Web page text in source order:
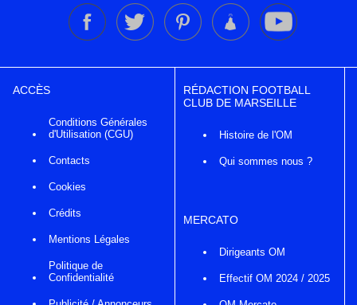
ACCÈS
Conditions Générales
d'Utilisation (CGU)
Contacts
Cookies
Crédits
Mentions Légales
Politique de
Confidentialité
RÉDACTION FOOTBALL
CLUB DE MARSEILLE
Histoire de l'OM
Qui sommes nous ?
MERCATO
Dirigeants OM
Effectif OM 2024 / 2025